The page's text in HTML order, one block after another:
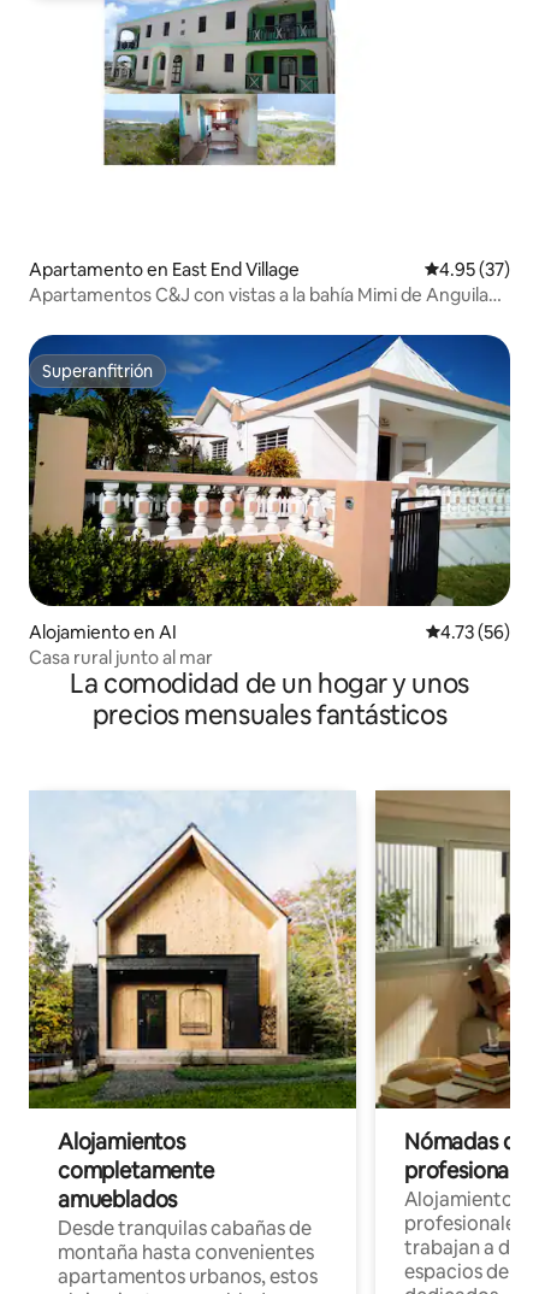
Apartamento en East End Village Calificación
4.95 (37)
Apartamentos C&J con vistas a la bahía Mimi de Anguila
Superanfitrión
Superanfitrión
Alojamiento en AI Calificación
4.73 (56)
Casa rural junto al mar
La comodidad de un hogar y unos
precios mensuales fantásticos
Alojamientos
completamente
amueblados
Desde tranquilas cabañas de
montaña hasta convenientes
apartamentos urbanos, estos
Nómadas
Alojamientos
profesionales
trabajan a
espacios de